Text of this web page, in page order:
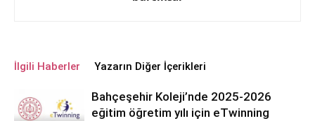
İlgili Haberler Yazarın Diğer İçerikleri
Bahçeşehir Koleji’nde 2025-2026
eğitim öğretim yılı için eTwinning